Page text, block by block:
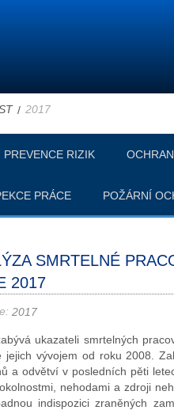
2017
PREVENCE RIZIK
PRÁCE POŽÁRNÍ
SMRTELNÉ
2017
2017
ukazateli smrtelných
jejich vývojem od roku 2008.
a odvětví v posledních pěti
nehodami a zdroji
indispozici zraněných